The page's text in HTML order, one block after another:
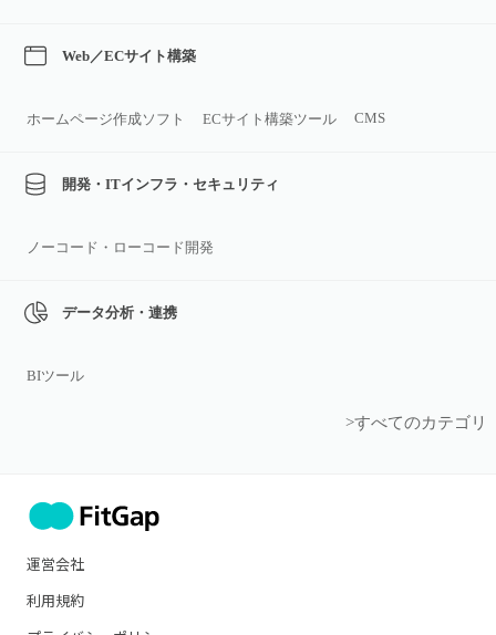
Web／ECサイト構築
ホームページ作成ソフト ECサイト構築ツール CMS
開発・ITインフラ・セキュリティ
ノーコード・ローコード開発
データ分析・連携
BIツール
>すべてのカテゴリ
運営会社
利用規約